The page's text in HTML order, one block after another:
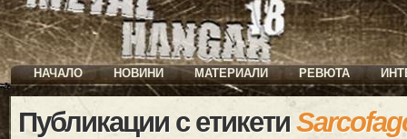
НАЧАЛО НОВИНИ МАТЕРИАЛИ РЕВЮТА
Публикации с етикети